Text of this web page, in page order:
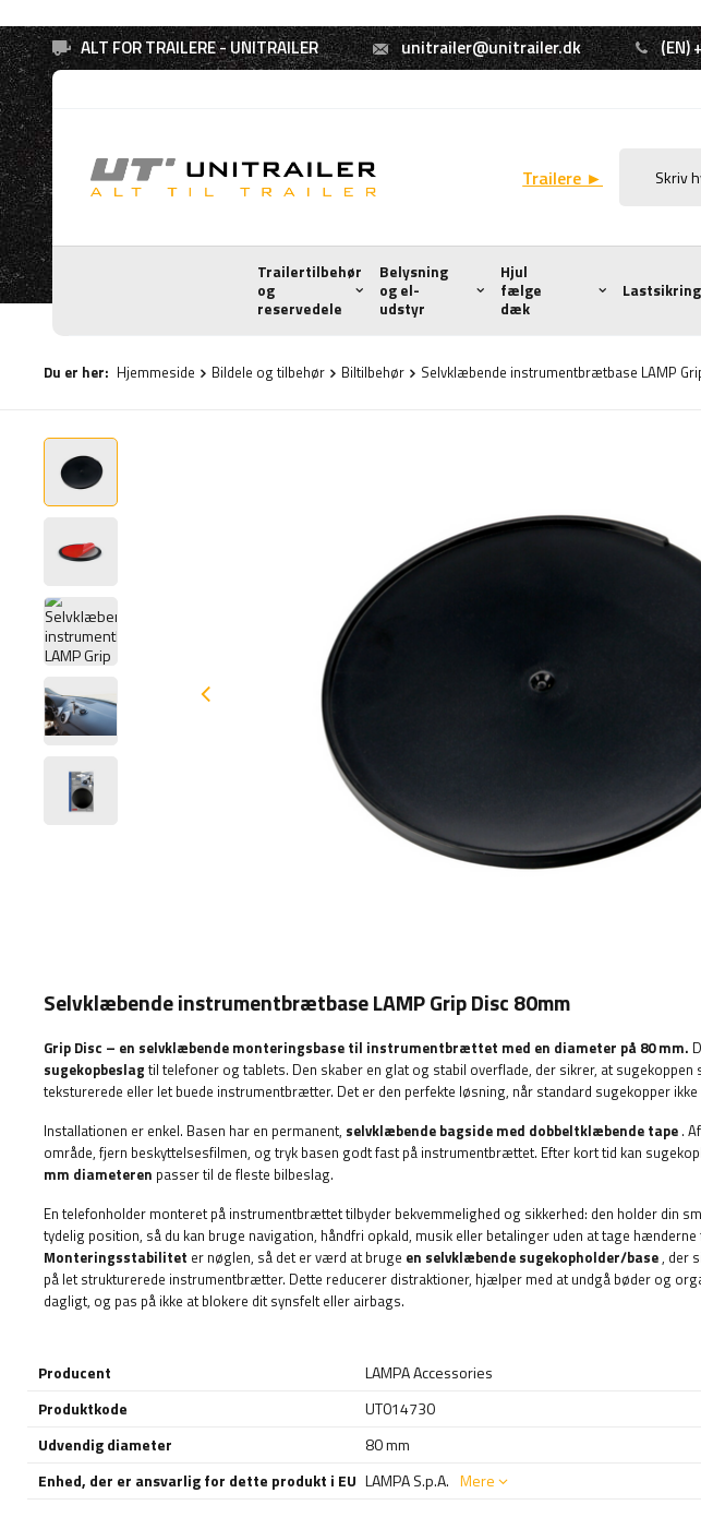
ALT FOR TRAILERE - UNITRAILER unitrailer@unitrailer.dk (EN)
Trailere ►
Trailertilbehør
og
reservedele
Belysning
og el-
udstyr
Hjul
fælge
dæk
Lastsikring
Du er her: Hjemmeside Bildele og tilbehør Biltilbehør Selvklæbende instrumentbrætbase LAMP
Selvklæbende instrumentbrætbase LAMP Grip Disc 80mm
Grip Disc – en selvklæbende monteringsbase til instrumentbrættet med en diameter på 80 mm.
sugekopbeslag til telefoner og tablets. Den skaber en glat og stabil overflade, der sikrer, at sugekoppen
teksturerede eller let buede instrumentbrætter. Det er den perfekte løsning, når standard sugekopper
Installationen er enkel. Basen har en permanent, selvklæbende bagside med dobbeltklæbende tape .
område, fjern beskyttelsesfilmen, og tryk basen godt fast på instrumentbrættet. Efter kort tid kan
mm diameteren passer til de fleste bilbeslag.
En telefonholder monteret på instrumentbrættet tilbyder bekvemmelighed og sikkerhed: den holder din
tydelig position, så du kan bruge navigation, håndfri opkald, musik eller betalinger uden at tage
Monteringsstabilitet er nøglen, så det er værd at bruge en selvklæbende sugekopholder/base, der
på let strukturerede instrumentbrætter. Dette reducerer distraktioner, hjælper med at undgå bøder og
dagligt, og pas på ikke at blokere dit synsfelt eller airbags.
Producent
LAMPA Accessories
Produktkode
UT014730
Udvendig diameter
80 mm
Enhed, der er ansvarlig for dette produkt i EU LAMPA S.p.A. Mere